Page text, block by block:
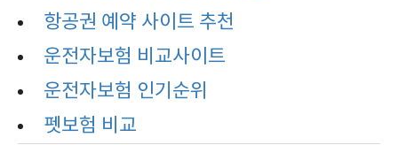
항공권 예약 사이트 추천
운전자보험 비교사이트
운전자보험 인기순위
펫보험 비교